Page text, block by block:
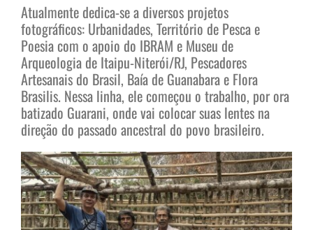
Atualmente dedica-se a diversos projetos
fotográficos: Urbanidades, Território de Pesca e
Poesia com o apoio do IBRAM e Museu de
Arqueologia de Itaipu-Niterói/RJ, Pescadores
Artesanais do Brasil, Baía de Guanabara e Flora
Brasilis. Nessa linha, ele começou o trabalho, por ora
batizado Guarani, onde vai colocar suas lentes na
direção do passado ancestral do povo brasileiro.